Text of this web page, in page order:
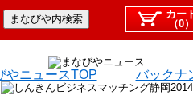
カー
（0）
やニュースTOP バックナ